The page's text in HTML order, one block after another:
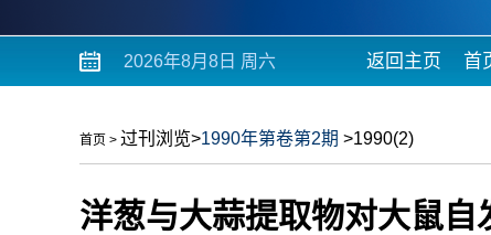
2026年8月8日 周六 返回主页 首
首页 > 过刊浏览>1990年第卷第2期 >1990(2)
洋葱与大蒜提取物对大鼠自